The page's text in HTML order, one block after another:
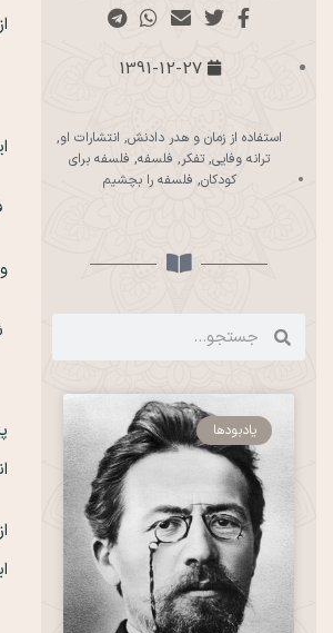
1391-12-27
استفاده از زمان و هدر دادنش, انتشارات او,
ترانه وفایی, تفکر, فلسفه, فلسفه برای
کودکان, فلسفه را بچشیم
یادبودها
و